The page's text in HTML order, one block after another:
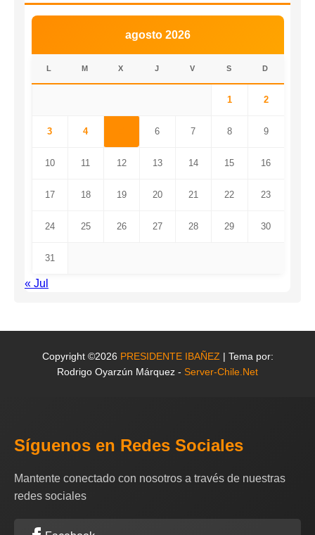
agosto 2026
L M X J V S D
1 2
3 4 6 7 8 9
10 11 12 13 14 15 16
17 18 19 20 21 22 23
24 25 26 27 28 29 30
31
« Jul
Copyright ©2026 PRESIDENTE IBAÑEZ | Tema por:
Rodrigo Oyarzún Márquez - Server-Chile.Net
Síguenos en Redes Sociales
Mantente conectado con nosotros a través de nuestras
redes sociales